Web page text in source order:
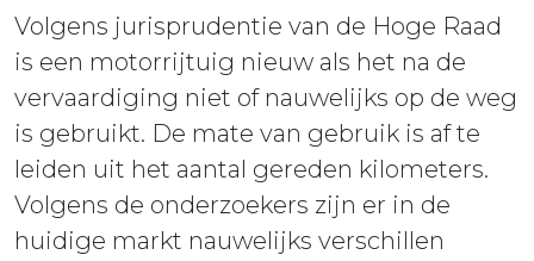
Volgens jurisprudentie van de Hoge Raad
is een motorrijtuig nieuw als het na de
vervaardiging niet of nauwelijks op de weg
is gebruikt. De mate van gebruik is af te
leiden uit het aantal gereden kilometers.
Volgens de onderzoekers zijn er in de
huidige markt nauwelijks verschillen